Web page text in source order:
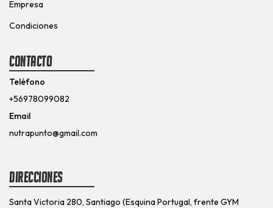
Empresa
Condiciones
Contacto
Teléfono
+56978099082
Email
nutrapunto@gmail.com
Direcciones
Santa Victoria 280, Santiago (Esquina Portugal, frente GYM